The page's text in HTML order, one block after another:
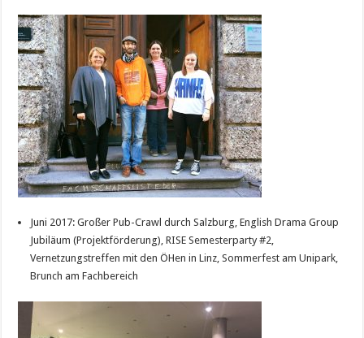
Juni 2017: Großer Pub-Crawl durch Salzburg, English Drama Group
Jubiläum (Projektförderung), RISE Semesterparty #2,
Vernetzungstreffen mit den ÖHen in Linz, Sommerfest am Unipark,
Brunch am Fachbereich